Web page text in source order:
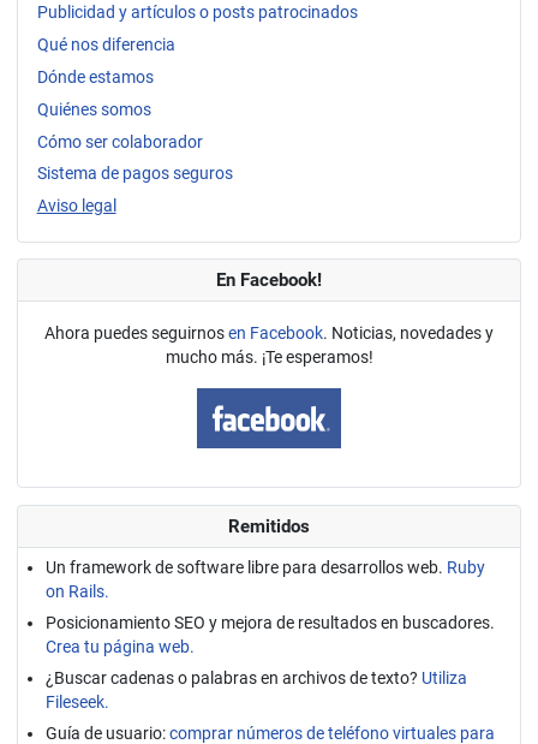
Publicidad y artículos o posts patrocinados
Qué nos diferencia
Dónde estamos
Quiénes somos
Cómo ser colaborador
Sistema de pagos seguros
Aviso legal
En Facebook!
Ahora puedes seguirnosen Facebook. Noticias, novedades y
mucho más. ¡Te esperamos!
Remitidos
Un framework de software libre para desarrollos web. Ruby
on Rails.
Posicionamiento SEO y mejora de resultados en buscadores.
Crea tu página web.
¿Buscar cadenas o palabras en archivos de texto? Utiliza
Fileseek.
Guía de usuario:comprar números de teléfono virtuales para